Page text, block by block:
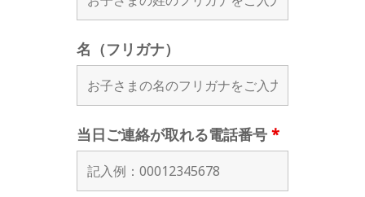
名（フリガナ）
当日ご連絡が取れる電話番号 *